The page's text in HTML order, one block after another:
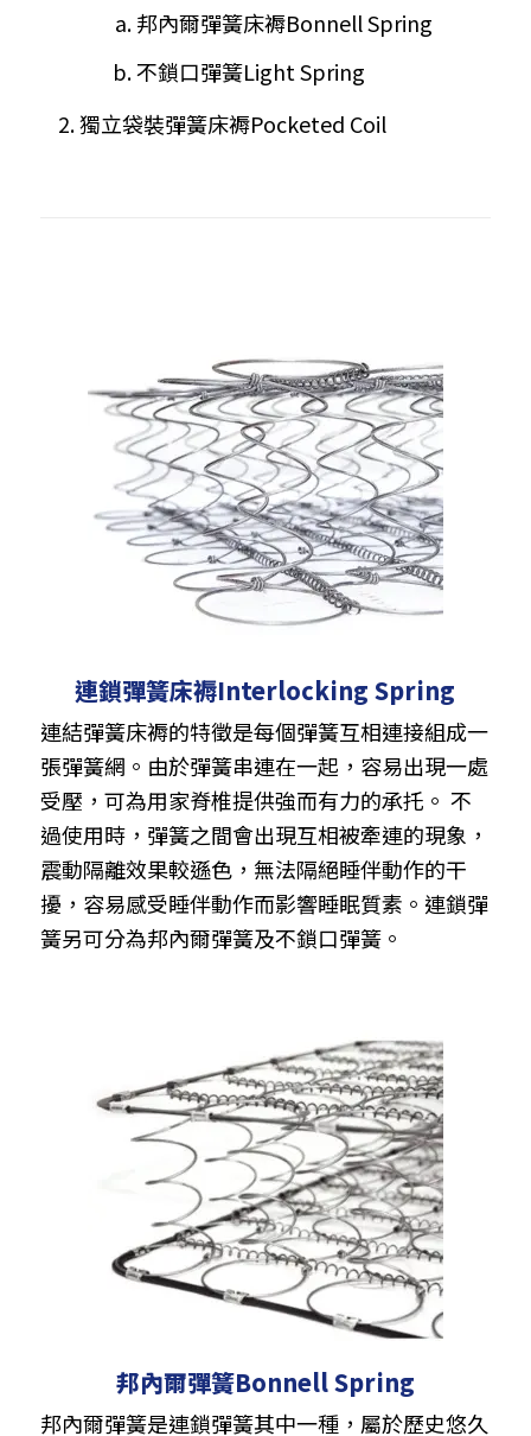
邦內爾彈簧床褥Bonnell Spring
不鎖口彈簧Light Spring
獨立袋裝彈簧床褥Pocketed Coil
連鎖彈簧床褥Interlocking Spring
連結彈簧床褥的特徵是每個彈簧互相連接組成一
張彈簧網。由於彈簧串連在一起，容易出現一處
受壓，可為用家脊椎提供強而有力的承托。 不
過使用時，彈簧之間會出現互相被牽連的現象，
震動隔離效果較遜色，無法隔絕睡伴動作的干
擾，容易感受睡伴動作而影響睡眠質素。連鎖彈
簧另可分為邦內爾彈簧及不鎖口彈簧。
邦內爾彈簧Bonnell Spring
邦內爾彈簧是連鎖彈簧其中一種，屬於歷史悠久